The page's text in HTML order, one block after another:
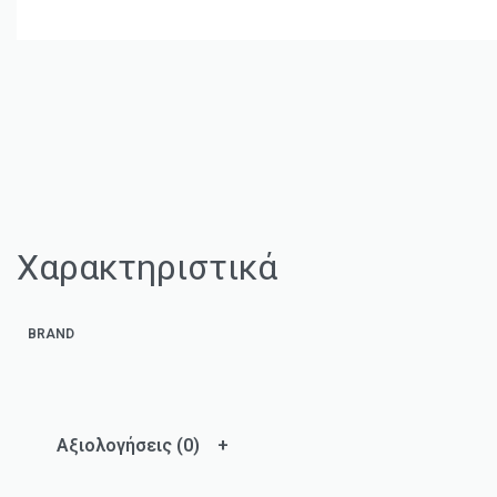
Χαρακτηριστικά
BRAND
Αξιολογήσεις (0)